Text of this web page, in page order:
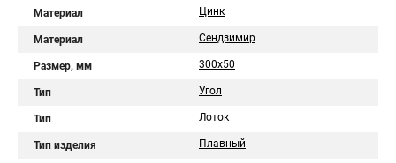
Материал Цинк
Материал Сендзимир
Размер, мм 300х50
Тип Угол
Тип Лоток
Тип изделия Плавный